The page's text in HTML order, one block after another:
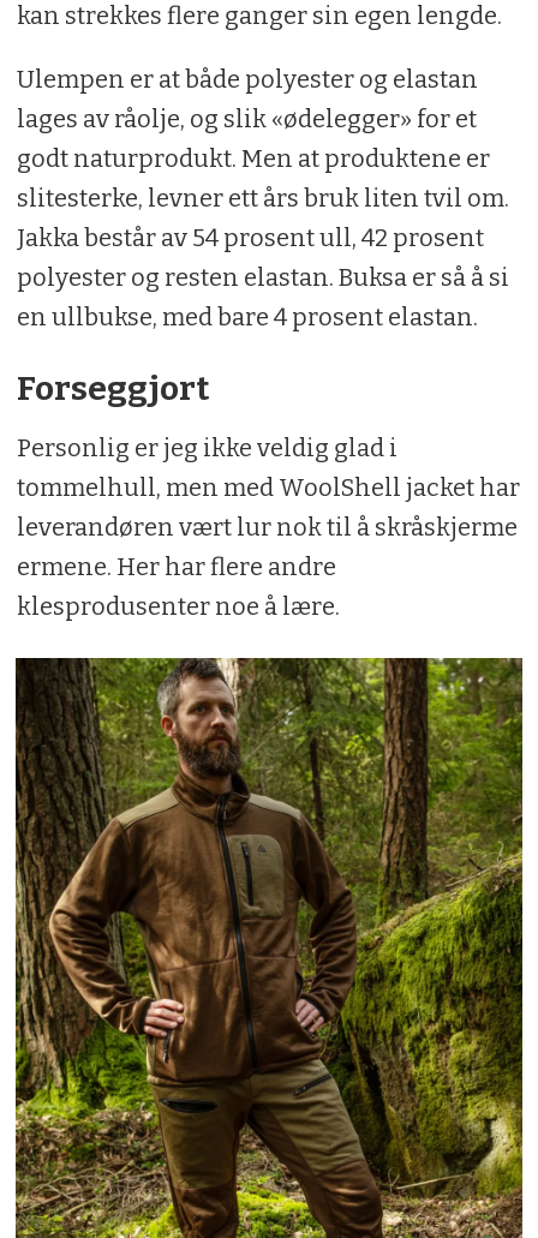
kan strekkes flere ganger sin egen lengde.
Ulempen er at både polyester og elastan
lages av råolje, og slik «ødelegger» for et
godt naturprodukt. Men at produktene er
slitesterke, levner ett års bruk liten tvil om.
Jakka består av 54 prosent ull, 42 prosent
polyester og resten elastan. Buksa er så å si
en ullbukse, med bare 4 prosent elastan.
Forseggjort
Personlig er jeg ikke veldig glad i
tommelhull, men med WoolShell jacket har
leverandøren vært lur nok til å skråskjerme
ermene. Her har flere andre
klesprodusenter noe å lære.